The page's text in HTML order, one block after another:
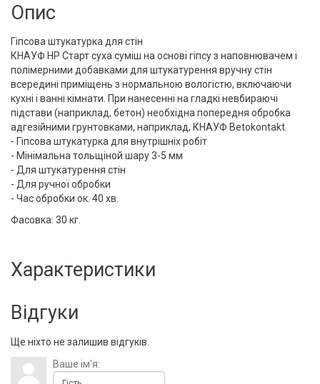
Опис
Гіпсова штукатурка для стін
КНАУФ НР Старт суха суміш на основі гіпсу з наповнювачем і
полімерними добавками для штукатурення вручну стін
всередині приміщень з нормальною вологістю, включаючи
кухні і ванні кімнати. При нанесенні на гладкі невбираючі
підстави (наприклад, бетон) необхідна попередня обробка
адгезійними грунтовками, наприклад, КНАУФ Betokontakt.
- Гіпсова штукатурка для внутрішніх робіт
- Мінімальна тольщіной шару 3-5 мм
- Для штукатурення стін
- Для ручної обробки
- Час обробки ок. 40 хв.
Фасовка: 30 кг.
Характеристики
Відгуки
Ще ніхто не залишив відгуків.
Ваше ім'я: